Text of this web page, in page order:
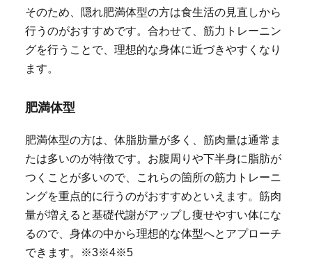
そのため、隠れ肥満体型の方は食生活の見直しから
行うのがおすすめです。合わせて、筋力トレーニン
グを行うことで、理想的な身体に近づきやすくなり
ます。
肥満体型
肥満体型の方は、体脂肪量が多く、筋肉量は通常ま
たは多いのが特徴です。お腹周りや下半身に脂肪が
つくことが多いので、これらの箇所の筋力トレーニ
ングを重点的に行うのがおすすめといえます。筋肉
量が増えると基礎代謝がアップし痩せやすい体にな
るので、身体の中から理想的な体型へとアプローチ
できます。※3※4※5